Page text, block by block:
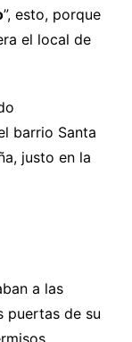
”, esto, porque
el local de
barrio Santa
justo en la
a las
puertas de su